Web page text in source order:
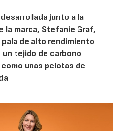
junto a la
la marca, Stefanie Graf,
pala de alto rendimiento
tejido de carbono
unas pelotas de